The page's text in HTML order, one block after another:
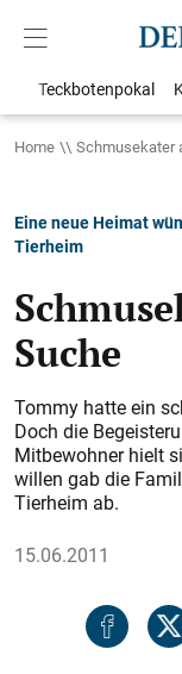
Teckbotenpokal
Home Schmusekater
Eine neue Heimat
Tierheim
Suche
Tommy hatte ein
Doch die
Mitbewohner hielt
willen gab die
Tierheim ab.
15.06.2011